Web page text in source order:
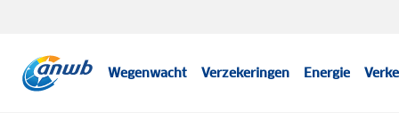
Wegenwacht Verzekeringen Energie